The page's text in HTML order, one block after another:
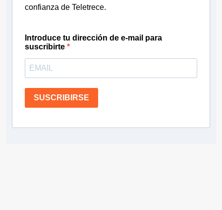
confianza de Teletrece.
Introduce tu dirección de e-mail para
suscribirte
SUSCRIBIRSE